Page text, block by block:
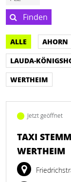
Finden
ALLE AHORN
LAUDA-
WERTHEIM
Jetzt geöffnet
TAXI
WERTHEIM